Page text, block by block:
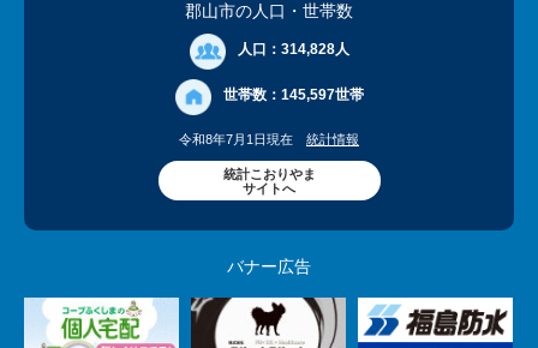
郡山市の人口 ・世帯数
人口： 314,828人
世帯数： 145,597世帯
令和8年7月1日現在 統計情報
統計こおりやま
サイトへ
バナー広告